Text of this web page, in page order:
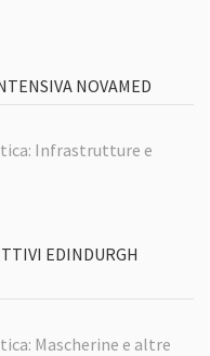
NOVAMED
Infrastrutture e
EDINDURGH
Mascherine e altre